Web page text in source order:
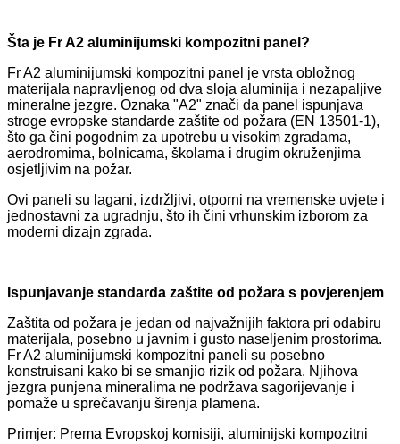
Šta je Fr A2 aluminijumski kompozitni panel?
Fr A2 aluminijumski kompozitni panel je vrsta obložnog
materijala napravljenog od dva sloja aluminija i nezapaljive
mineralne jezgre. Oznaka "A2" znači da panel ispunjava
stroge evropske standarde zaštite od požara (EN 13501-1),
što ga čini pogodnim za upotrebu u visokim zgradama,
aerodromima, bolnicama, školama i drugim okruženjima
osjetljivim na požar.
Ovi paneli su lagani, izdržljivi, otporni na vremenske uvjete i
jednostavni za ugradnju, što ih čini vrhunskim izborom za
moderni dizajn zgrada.
Ispunjavanje standarda zaštite od požara s povjerenjem
Zaštita od požara je jedan od najvažnijih faktora pri odabiru
materijala, posebno u javnim i gusto naseljenim prostorima.
Fr A2 aluminijumski kompozitni paneli su posebno
konstruisani kako bi se smanjio rizik od požara. Njihova
jezgra punjena mineralima ne podržava sagorijevanje i
pomaže u sprečavanju širenja plamena.
Primjer: Prema Evropskoj komisiji, aluminijski kompozitni